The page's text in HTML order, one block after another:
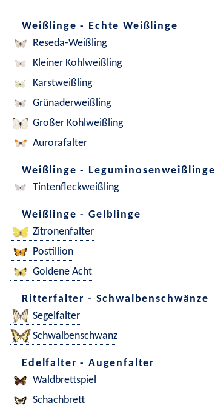
Weißlinge - Echte Weißlinge
Reseda-Weißling
Kleiner Kohlweißling
Karstweißling
Grünaderweißling
Großer Kohlweißling
Aurorafalter
Weißlinge - Leguminosenweißlinge
Tintenfleckweißling
Weißlinge - Gelblinge
Zitronenfalter
Postillion
Goldene Acht
Ritterfalter - Schwalbenschwänze
Segelfalter
Schwalbenschwanz
Edelfalter - Augenfalter
Waldbrettspiel
Schachbrett